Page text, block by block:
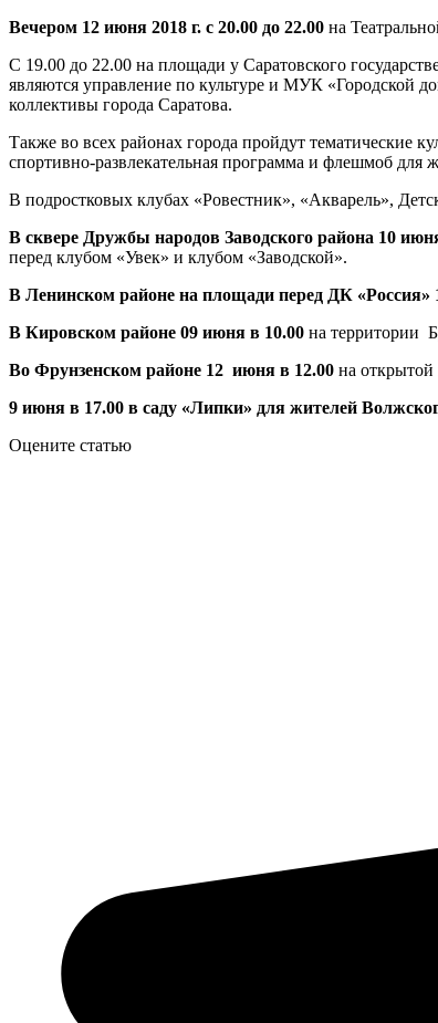
Вечером 12 июня 2018 г. с 20.00 до 22.00 на
С 19.00 до 22.00 на площади у Саратовского
являются управление по культуре и МУК «Городской
коллективы города Саратова.
Также во всех районах города пройдут тематические
спортивно-развлекательная программа и флешмоб для
В подростковых клубах «Ровестник», «Акварель»,
В сквере Дружбы народов Заводского района 10
перед клубом «Увек» и клубом «Заводской».
В Ленинском районе на площади перед ДК «Россия»
В Кировском районе 09 июня в 10.00 на территории
Во Фрунзенском районе 12 июня в 12.00 на открытой
9 июня в 17.00 в саду «Липки» для жителей
Оцените статью